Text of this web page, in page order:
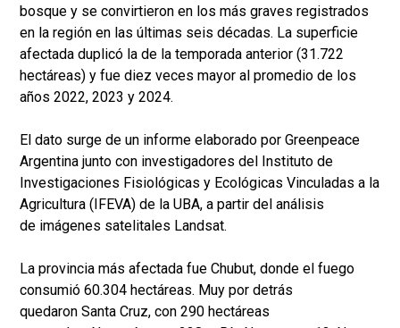
bosque y se convirtieron en los más graves registrados
en la región en las últimas seis décadas. La superficie
afectada duplicó la de la temporada anterior (31.722
hectáreas) y fue diez veces mayor al promedio de los
años 2022, 2023 y 2024.
El dato surge de un informe elaborado por Greenpeace
Argentina junto con investigadores del Instituto de
Investigaciones Fisiológicas y Ecológicas Vinculadas a la
Agricultura (IFEVA) de la UBA, a partir del análisis
de imágenes satelitales Landsat.
La provincia más afectada fue Chubut, donde el fuego
consumió 60.304 hectáreas. Muy por detrás
quedaron Santa Cruz, con 290 hectáreas